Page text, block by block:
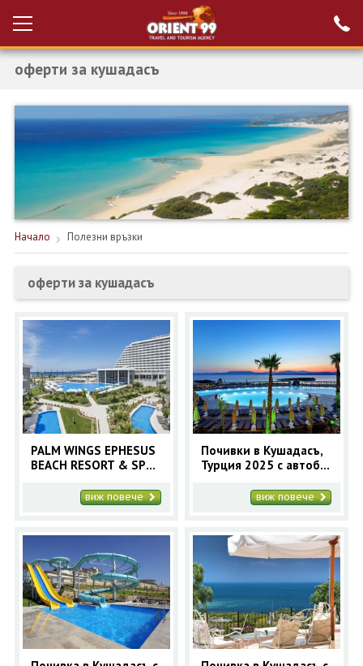
Вход за агенти
РАННИ ЗАПИСВАНИЯ ТУРЦИЯ
НОВА ГОДИНА ТУРЦИЯ
НОВА ГОДИНА
ПОЧИВКИ
КРУИЗИ
ЕКЗОТИКА
ЕКСКУРЗИИ
ОЩЕ
ЗА НАС
КОНТАКТИ
ФИРМЕНИ ДОКУМЕНТИ
0700 144 34 Запитване
оферти за кушадасъ
Начало Полезни връзки
оферти за кушадасъ
PALM WINGS EPHESUS
BEACH RESORT & SPA
2025 Кушадасъ с
автобус - 7 нощувки
виж повече
Почивки в Кушадасъ,
Турция 2025 с автобус
виж повече